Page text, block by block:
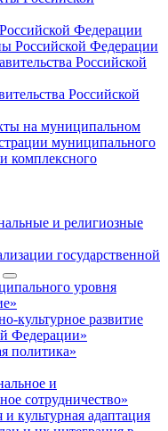
Федерации
Российской Федерации
Российской
Российской
на муниципальном
муниципального
комплексного
и религиозные
государственной
уровня
культурное развитие
Федерации»
политика»
и
сотрудничество»
культурная адаптация